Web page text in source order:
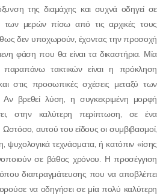
της διαμάχης και συχνά οδηγεί σε
των μερών πίσω από τις αρχικές τους
δεν υποχωρούν, έχοντας την προσοχή
φάση που θα είναι τα δικαστήρια. Μία
παραπάνω τακτικών είναι η πρόκληση
στις προσωπικές σχέσεις μεταξύ των
βρεθεί λύση, η συγκεκριμένη μορφή
στην καλύτερη περίπτωση, σε ένα
Ωστόσο, αυτού του είδους οι συμβιβασμοί,
ψυχολογικά τεχνάσματα, ή κατόπιν «ίσης
σε βάθος χρόνου. Η προσέγγιση
διαπραγμάτευσης που να αποβλέπει
να οδηγήσει σε μία πολύ καλύτερη